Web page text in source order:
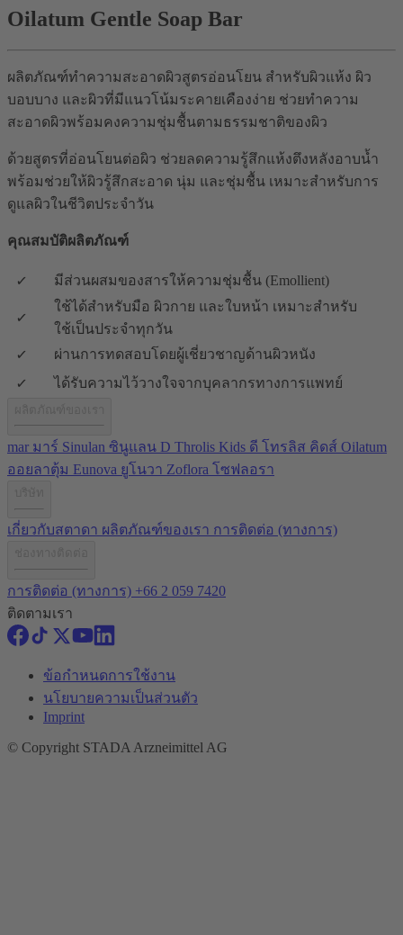
Oilatum Gentle Soap Bar
ผลิตภัณฑ์ทำความสะอาดผิวสูตรอ่อนโยน สำหรับผิวแห้ง ผิว
บอบบาง และผิวที่มีแนวโน้มระคายเคืองง่าย ช่วยทำความ
สะอาดผิวพร้อมคงความชุ่มชื้นตามธรรมชาติของผิว
ด้วยสูตรที่อ่อนโยนต่อผิว ช่วยลดความรู้สึกแห้งตึงหลังอาบน้ำ
พร้อมช่วยให้ผิวรู้สึกสะอาด นุ่ม และชุ่มชื้น เหมาะสำหรับการ
ดูแลผิวในชีวิตประจำวัน
คุณสมบัติผลิตภัณฑ์
มีส่วนผสมของสารให้ความชุ่มชื้น (Emollient)
ใช้ได้สำหรับมือ ผิวกาย และใบหน้า เหมาะสำหรับ
ใช้เป็นประจำทุกวัน
ผ่านการทดสอบโดยผู้เชี่ยวชาญด้านผิวหนัง
ได้รับความไว้วางใจจากบุคลากรทางการแพทย์
mar มาร์ Sinulan ซินูแลน D Throlis Kids ดี โทรลิส คิดส์ Oilatum
ออยลาตุ้ม Eunova ยูโนวา Zoflora โซฟลอรา
เกี่ยวกับสตาดา ผลิตภัณฑ์ของเรา การติดต่อ (ทางการ)
การติดต่อ (ทางการ) +66 2 059 7420
ติดตามเรา
ข้อกำหนดการใช้งาน
นโยบายความเป็นส่วนตัว
Imprint
© Copyright STADA Arzneimittel AG